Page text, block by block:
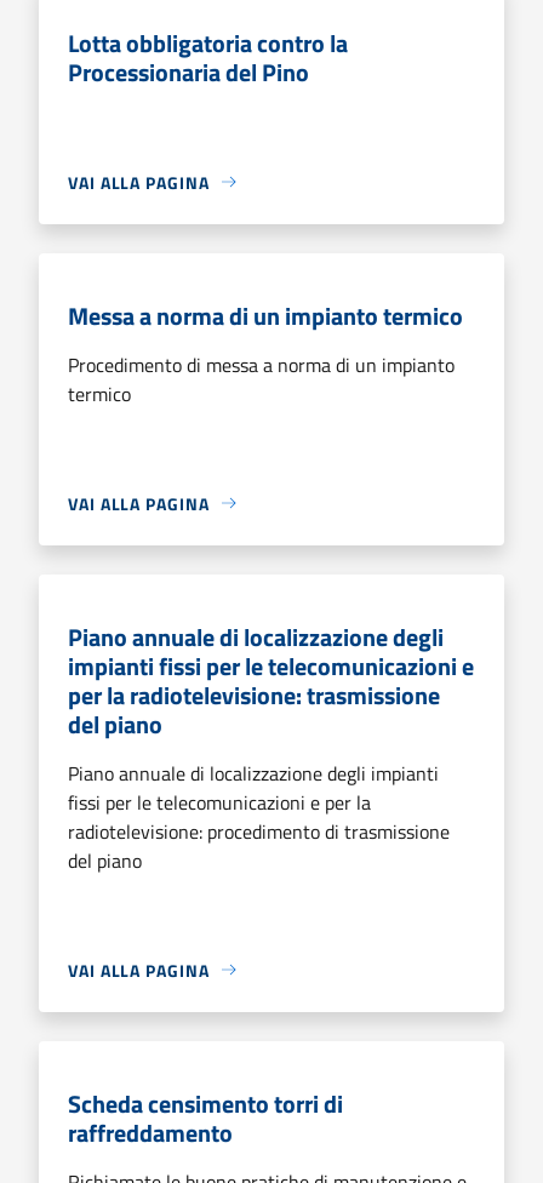
Lotta obbligatoria contro la
Processionaria del Pino
VAI ALLA PAGINA
Messa a norma di un impianto termico
Procedimento di messa a norma di un impianto
termico
VAI ALLA PAGINA
Piano annuale di localizzazione degli
impianti fissi per le telecomunicazioni e
per la radiotelevisione: trasmissione
del piano
Piano annuale di localizzazione degli impianti
fissi per le telecomunicazioni e per la
radiotelevisione: procedimento di trasmissione
del piano
VAI ALLA PAGINA
Scheda censimento torri di
raffreddamento